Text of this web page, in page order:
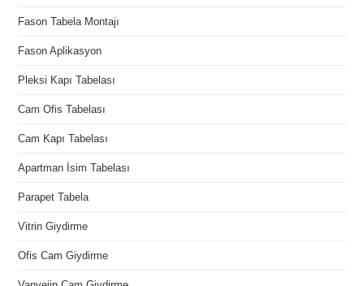
Fason Tabela Montajı
Fason Aplikasyon
Pleksi Kapı Tabelası
Cam Ofis Tabelası
Cam Kapı Tabelası
Apartman İsim Tabelası
Parapet Tabela
Vitrin Giydirme
Ofis Cam Giydirme